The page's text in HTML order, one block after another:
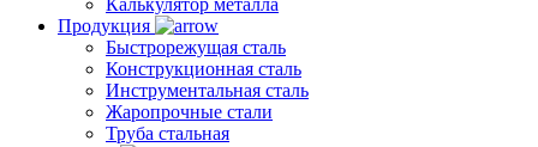
Калькулятор металла
Продукция
Быстрорежущая сталь
Конструкционная сталь
Инструментальная сталь
Жаропрочные стали
Труба стальная